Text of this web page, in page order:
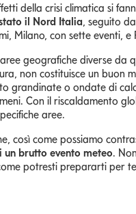
della crisi climatica si
il Nord Italia , seguito
Milano, con sette eventi,
geografiche diverse da
non costituisce un buon
grandinate o ondate di
Con il riscaldamento
aree.
così come possiamo
un brutto evento meteo.
potresti prepararti per